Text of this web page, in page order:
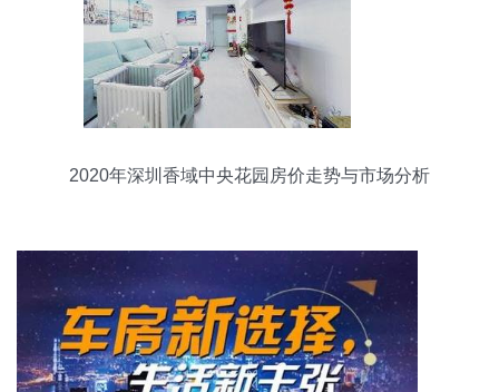
2020年深圳香域中央花园房价走势与市场分析